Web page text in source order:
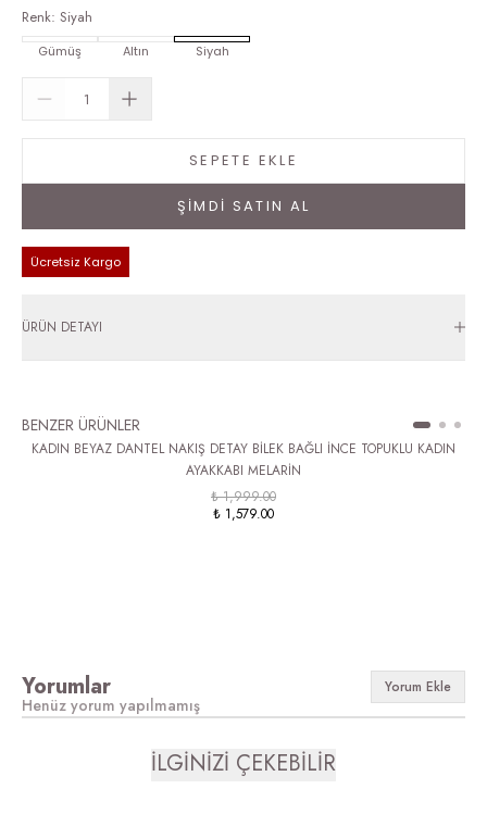
Renk: Siyah
Gümüş Altın Siyah
SEPETE EKLE
ŞİMDİ SATIN AL
Ücretsiz Kargo
ÜRÜN DETAYI
BENZER ÜRÜNLER
KADIN BEYAZ DANTEL NAKIŞ DETAY BİLEK BAĞLI İNCE TOPUKLU KADIN
AYAKKABI MELARİN
₺ 1,999.00
₺ 1,579.00
Yorumlar Yorum Ekle
Henüz yorum yapılmamış
İLGİNİZİ ÇEKEBİLİR